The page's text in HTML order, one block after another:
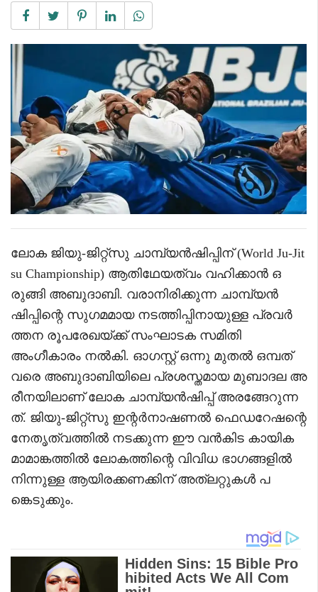
ലോക ജിയു-ജിറ്റ്‌സു ചാമ്പ്യൻഷിപ്പിന് (World Ju-Jit
su Championship) ആതിഥേയത്വം വഹിക്കാൻ ഒ
രുങ്ങി അബുദാബി. വരാനിരിക്കുന്ന ചാമ്പ്യൻ
ഷിപ്പിന്റെ സുഗമമായ നടത്തിപ്പിനായുള്ള പ്രവർ
ത്തന രൂപരേഖയ്ക്ക് സംഘാടക സമിതി
അംഗീകാരം നൽകി. ഓഗസ്റ്റ് ഒന്നു മുതൽ ഒമ്പത്
വരെ അബുദാബിയിലെ പ്രശസ്തമായ മുബാദല അ
രീനയിലാണ് ലോക ചാമ്പ്യൻഷിപ്പ് അരങ്ങേറുന്ന
ത്. ജിയു-ജിറ്റ്‌സു ഇന്റർനാഷണൽ ഫെഡറേഷന്റെ
നേതൃത്വത്തിൽ നടക്കുന്ന ഈ വൻകിട കായിക
മാമാങ്കത്തിൽ ലോകത്തിന്റെ വിവിധ ഭാഗങ്ങളിൽ
നിന്നുള്ള ആയിരക്കണക്കിന് അത്‌ലറ്റുകൾ പ
ങ്കെടുക്കും.